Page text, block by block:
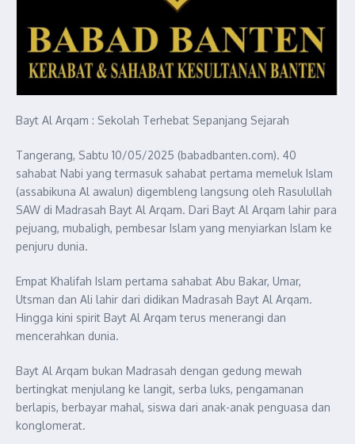
Bayt Al Arqam : Sekolah Terhebat Sepanjang Sejarah
Tangerang, Sabtu 10/05/2025 (babadbanten.com). 40
sahabat Nabi yang termasuk sahabat pertama memeluk Islam
(assabikuna Al awalun) digembleng langsung oleh Rasulullah
SAW di Madrasah Bayt Al Arqam. Dari Bayt Al Arqam lahir para
pejuang, mubaligh, pembesar Islam yang menyiarkan Islam ke
penjuru dunia.
Empat Khalifah Islam pertama sahabat Abu Bakar, Umar,
Utsman dan Ali lahir dari didikan Madrasah Bayt Al Arqam.
Hingga kini spirit Bayt Al Arqam terus menerangi dan
mencerahkan dunia.
Bayt Al Arqam bukan Madrasah dengan gedung mewah
bertingkat menjulang ke langit, serba luks, pengamanan
berlapis, berbayar mahal, siswa dari anak-anak penguasa dan
konglomerat.